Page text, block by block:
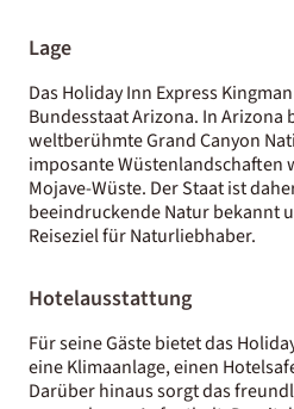
Lage
Das Holiday Inn Express
Bundesstaat Arizona. In Arizona
weltberühmte Grand Canyon
imposante Wüstenlandschaften
Mojave-Wüste. Der Staat ist
beeindruckende Natur bekannt
Reiseziel für Naturliebhaber.
Hotelausstattung
Für seine Gäste bietet das
eine Klimaanlage, einen
Darüber hinaus sorgt das